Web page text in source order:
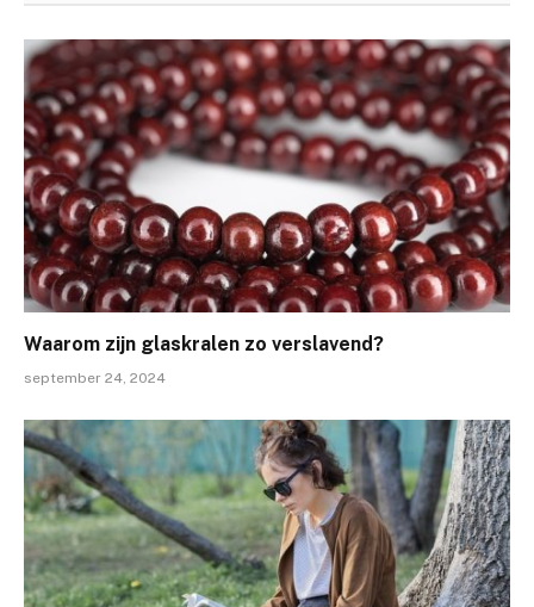
Waarom zijn glaskralen zo verslavend?
september 24, 2024